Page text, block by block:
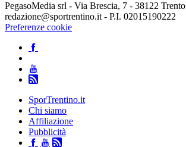
PegasoMedia srl - Via Brescia, 7 - 38122 Trento
redazione@sportrentino.it - P.I. 02015190222
Preferenze cookie
SporTrentino.it
Chi siamo
Affiliazione
Pubblicità